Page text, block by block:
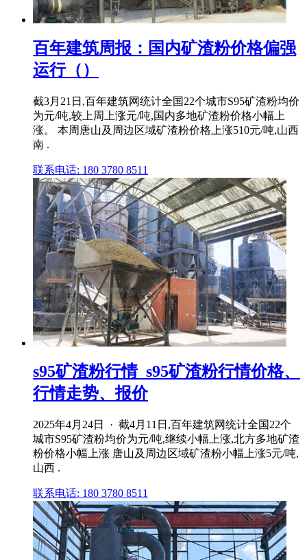
百年建筑周报：国内矿渣粉价格偏强
运行（）
截3月21日,百年建筑网统计全国22个城市S95矿渣粉均价
为元/吨,较上周上涨元/吨,国内多地矿渣粉价格小幅上
涨。 本周唐山及周边区域矿渣粉价格上涨510元/吨,山西
南 .
联系电话: 180 3780 8511
s95矿渣粉行情_s95矿渣粉行情价格、
行情走势、报价
2025年4月24日 · 截4月11日,百年建筑网统计全国22个
城市S95矿渣粉均价为元/吨,继续小幅上涨,北方多地矿渣
粉价格小幅上涨 唐山及周边区域矿渣粉小幅上涨5元/吨,
山西 .
联系电话: 180 3780 8511